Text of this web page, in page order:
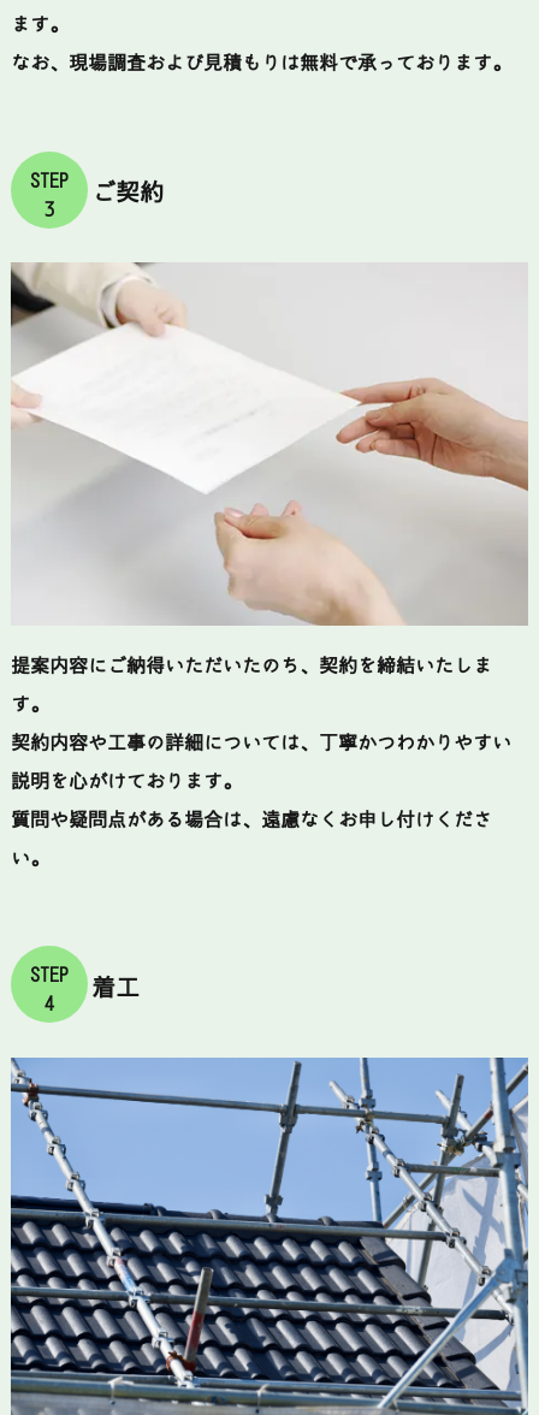
ます。
なお、現場調査および見積もりは無料で承っております。
STEP
3
ご契約
提案内容にご納得いただいたのち、契約を締結いたしま
す。
契約内容や工事の詳細については、丁寧かつわかりやすい
説明を心がけております。
質問や疑問点がある場合は、遠慮なくお申し付けくださ
い。
STEP
4
着工